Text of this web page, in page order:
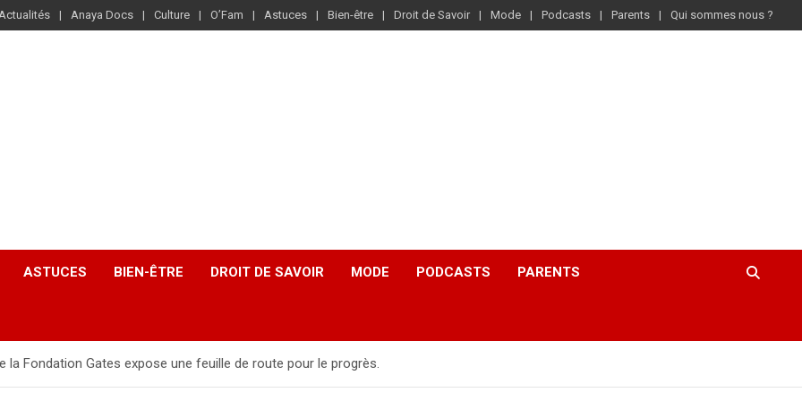
Anaya Docs Culture O’Fam Astuces Bien-être Droit de Savoir Mode Podcasts Parents Qui sommes nous ?
ASTUCES BIEN-ÊTRE DROIT DE SAVOIR MODE PODCASTS PARENTS
la Fondation Gates expose une feuille de route pour le progrès.